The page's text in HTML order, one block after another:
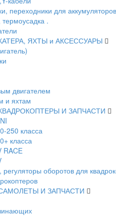
переходники для аккумуляторов
.
ЯХТЫ и АКСЕССУАРЫ
двигателем
и яхтам
И ЗАПЧАСТИ
250 класса
класса
RACE
регуляторы оборотов для
И ЗАПЧАСТИ